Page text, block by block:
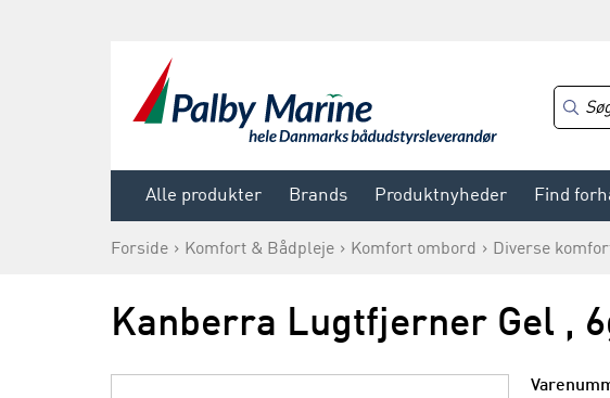
Alle produkter Brands Produktnyheder Find
Forside Komfort & Bådpleje Komfort ombord Diverse
Kanberra Lugtfjerner Gel ,